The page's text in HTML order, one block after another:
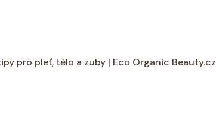
pro pleť, tělo a zuby | Eco Organic Beauty.cz